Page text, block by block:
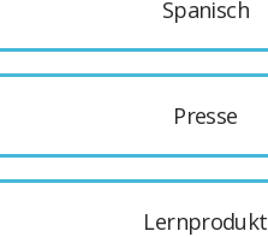
Spanisch
Presse
Lernprodukt